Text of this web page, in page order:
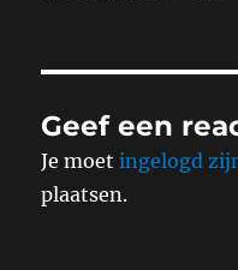
Geef een
Je moetingelogd
plaatsen.